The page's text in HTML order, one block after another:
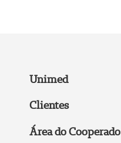
Unimed
Clientes
Área do Cooperado